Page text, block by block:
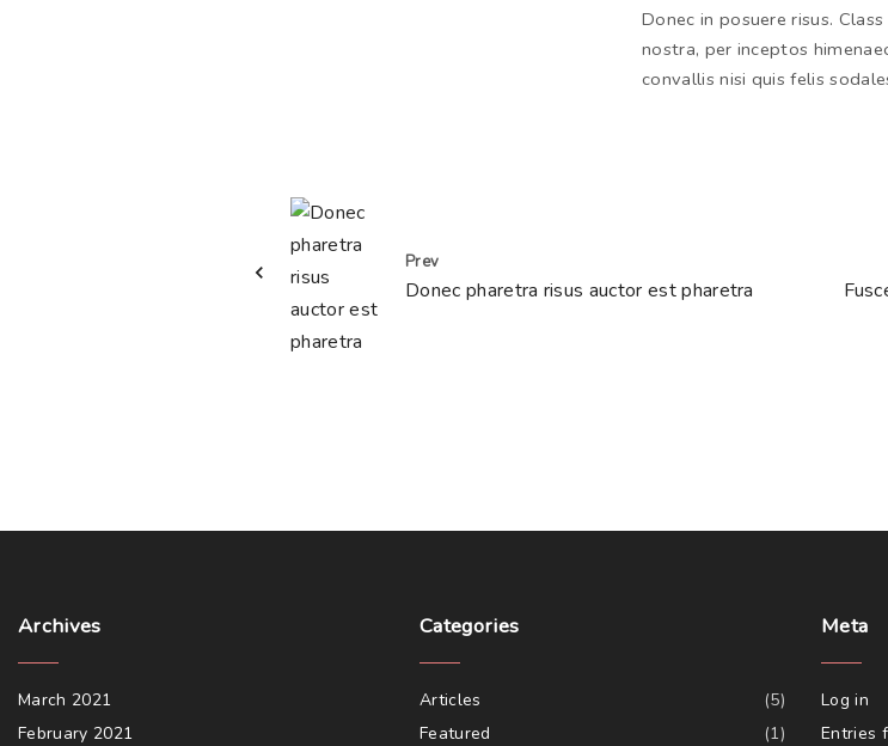
Donec in posuere risus.
nostra, per inceptos
convallis nisi quis felis
Prev
Donec pharetra risus auctor est pharetra
Archives
March 2021
February 2021
Categories
(5)
Articles
(1)
Featured
Meta
Log in
Entries